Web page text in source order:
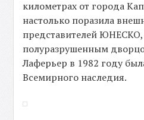
километрах от города
настолько поразила
представителей ЮНЕСКО,
полуразрушенным
Лаферьер в 1982 году
Всемирного наследия.